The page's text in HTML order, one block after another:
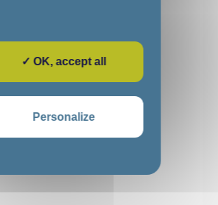
✓ OK, accept all
Personalize